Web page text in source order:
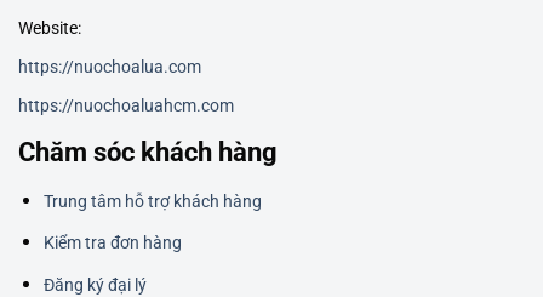
Website:
https://nuochoalua.com
https://nuochoaluahcm.com
Chăm sóc khách hàng
Trung tâm hỗ trợ khách hàng
Kiểm tra đơn hàng
Đăng ký đại lý